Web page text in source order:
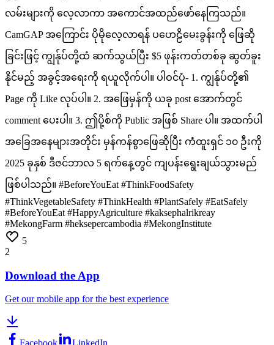
လမ်းများကို လေ့လာကာ အကောင်အထည်ဖော်နေကြသည်။
CamGAP အကြောင်း ပိုမိုလေ့လာရန် ပဟေဠိမေးခွန်းကို ဖြေဆို
ခြင်းဖြင့် ကျွန်ုပ်တို့ထံ ဆက်သွယ်ပြီး $5 ဖုန်းကတ်တစ်ခု ဆွတ်ခူး
နိုင်မည့် အခွင့်အရေးကို ရယူလိုက်ပါ။ ပါဝင်ပုံ- 1. ကျွန်ုပ်တို့၏
Page ကို Like လုပ်ပါ။ 2. အဖြေမှန်ကို ယခု post အောက်တွင်
comment ပေးပါ။ 3. ဤပို့စ်ကို Public အဖြစ် Share ပါ။ အထက်ပါ
အခြေအနေများအတိုင်း မှန်ကန်စွာဖြေဆိုပြီး ကံထူးရှင် ၁၀ ဦးကို
2025 ခုနှစ် ဒီဇင်ဘာလ 5 ရက်နေ့တွင် ကျပန်းရွေးချယ်သွားမည်
ဖြစ်ပါသည်။ #BeforeYouEat #ThinkFoodSafety
#ThinkVegetableSafety #ThinkHealth #PlantSafely #EatSafely
#BeforeYouEat #HappyAgriculture #kaksephalrikreay
#MekongFarm #heksepercambodia #MekongInstitute
5
2
Download the App
Get our mobile app for the best experience